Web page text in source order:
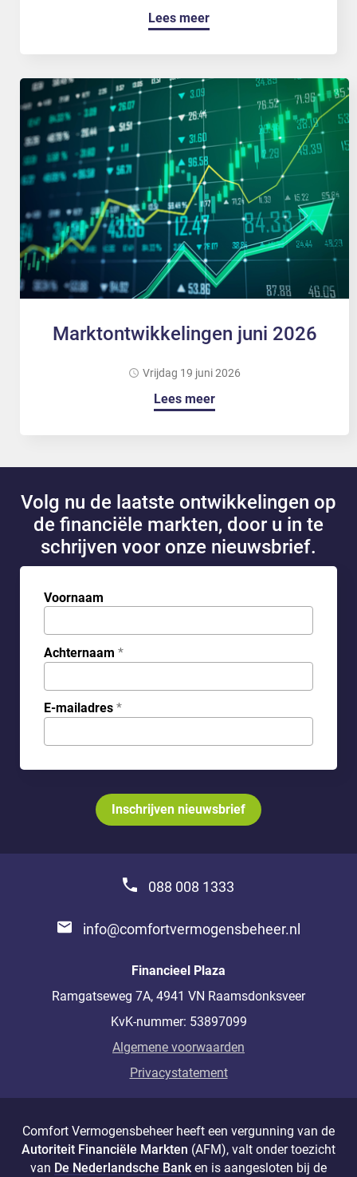
Lees meer
Marktontwikkelingen juni 2026
vrijdag 19 juni 2026
Lees meer
Volg nu de laatste ontwikkelingen op
de financiële markten, door u in te
schrijven voor onze nieuwsbrief.
Voornaam
Achternaam *
E-mailadres *
Inschrijven nieuwsbrief
088 008 1333
info@comfortvermogensbeheer.nl
Financieel Plaza
Ramgatseweg 7A, 4941 VN Raamsdonksveer
KvK-nummer: 53897099
Algemene voorwaarden
Privacystatement
Comfort Vermogensbeheer heeft een vergunning van de
Autoriteit Financiële Markten (AFM), valt onder toezicht
van De Nederlandsche Banken is aangesloten bij de